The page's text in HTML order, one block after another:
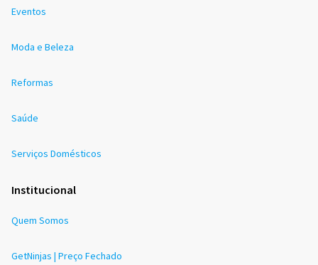
Eventos
Moda e Beleza
Reformas
Saúde
Serviços Domésticos
Institucional
Quem Somos
GetNinjas | Preço Fechado